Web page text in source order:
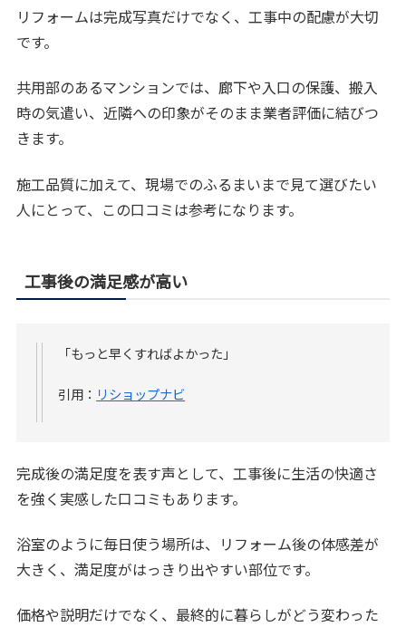
リフォームは完成写真だけでなく、工事中の配慮が大切
です。
共用部のあるマンションでは、廊下や入口の保護、搬入
時の気遣い、近隣への印象がそのまま業者評価に結びつ
きます。
施工品質に加えて、現場でのふるまいまで見て選びたい
人にとって、この口コミは参考になります。
工事後の満足感が高い
「もっと早くすればよかった」
引用： リショップナビ
完成後の満足度を表す声として、工事後に生活の快適さ
を強く実感した口コミもあります。
浴室のように毎日使う場所は、リフォーム後の体感差が
大きく、満足度がはっきり出やすい部位です。
価格や説明だけでなく、最終的に暮らしがどう変わった